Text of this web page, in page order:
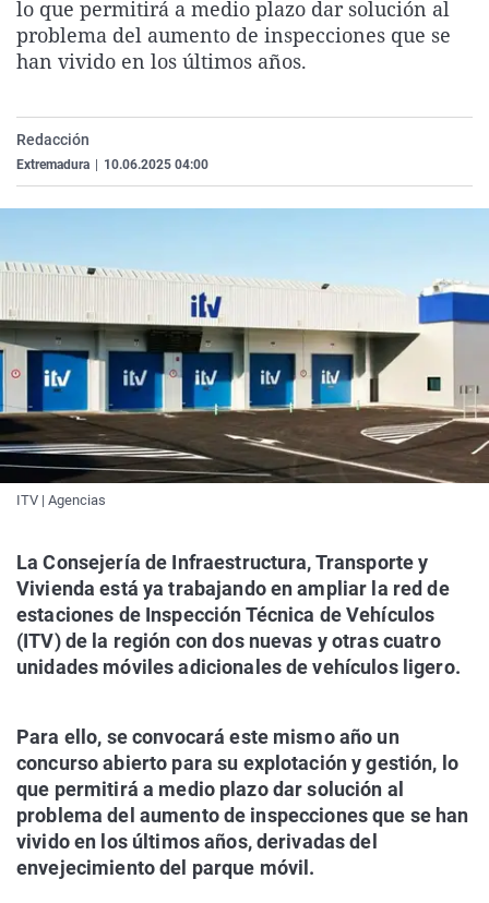
La rosa de los vientos
Caso
Extremadura
Virales
lo que permitirá a medio plazo dar solución al
problema del aumento de inspecciones que se
han vivido en los últimos años.
Redacción
Extremadura 10.06.2025 04:00
ITV | Agencias
La Consejería de Infraestructura, Transporte y
Vivienda está ya trabajando en ampliar la red de
estaciones de Inspección Técnica de Vehículos
(ITV) de la región con dos nuevas y otras cuatro
unidades móviles adicionales de vehículos ligero.
Para ello, se convocará este mismo año un
concurso abierto para su explotación y gestión, lo
que permitirá a medio plazo dar solución al
problema del aumento de inspecciones que se han
vivido en los últimos años, derivadas del
envejecimiento del parque móvil.